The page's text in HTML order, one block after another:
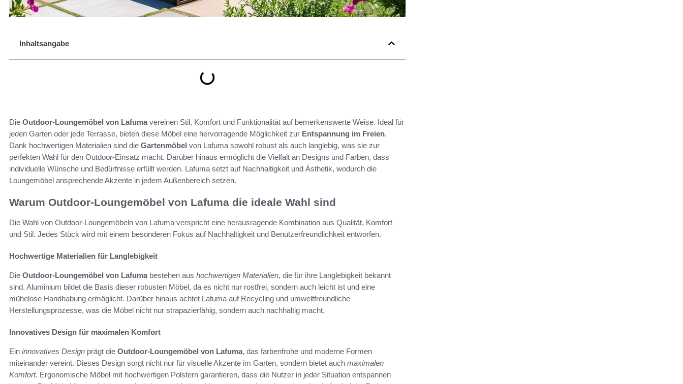
Inhaltsangabe
Die Outdoor-Loungemöbel von Lafumavereinen Stil, Komfort und Funktionalität auf bemerkenswerte Weise. Ideal für
jeden Garten oder jede Terrasse, bieten diese Möbel eine hervorragende Möglichkeit zur Entspannung im Freien.
Dank hochwertigen Materialien sind die Gartenmöbel von Lafuma sowohl robust als auch langlebig, was sie zur
perfekten Wahl für den Outdoor-Einsatz macht. Darüber hinaus ermöglicht die Vielfalt an Designs und Farben, dass
individuelle Wünsche und Bedürfnisse erfüllt werden. Lafuma setzt auf Nachhaltigkeit und Ästhetik, wodurch die
Loungemöbel ansprechende Akzente in jedem Außenbereich setzen.
Warum Outdoor-Loungemöbel von Lafuma die ideale Wahl sind
Die Wahl von Outdoor-Loungemöbeln von Lafuma verspricht eine herausragende Kombination aus Qualität, Komfort
und Stil. Jedes Stück wird mit einem besonderen Fokus auf Nachhaltigkeit und Benutzerfreundlichkeit entworfen.
Hochwertige Materialien für Langlebigkeit
Die Outdoor-Loungemöbel von Lafumabestehen aus hochwertigen Materialien, die für ihre Langlebigkeit bekannt
sind. Aluminium bildet die Basis dieser robusten Möbel, da es nicht nur rostfrei, sondern auch leicht ist und eine
mühelose Handhabung ermöglicht. Darüber hinaus achtet Lafuma auf Recycling und umweltfreundliche
Herstellungsprozesse, was die Möbel nicht nur strapazierfähig, sondern auch nachhaltig macht.
Innovatives Design für maximalen Komfort
Ein innovatives Design prägt die Outdoor-Loungemöbel von Lafuma, das farbenfrohe und moderne Formen
miteinander vereint. Dieses Design sorgt nicht nur für visuelle Akzente im Garten, sondern bietet auch maximalen
Komfort. Ergonomische Möbel mit hochwertigen Polstern garantieren, dass die Nutzer in jeder Situation entspannen